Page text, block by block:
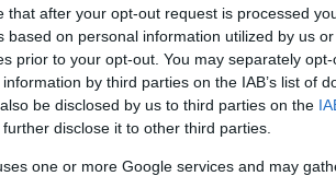
that after your opt-out request is processed
based on personal information utilized by us
prior to your opt-out. You may separately
by third parties on the IAB’s list of
be disclosed by us to third parties on the
disclose it to other third parties.
one or more Google services and may
között... A többségnek itt sincsen
kibogozni: